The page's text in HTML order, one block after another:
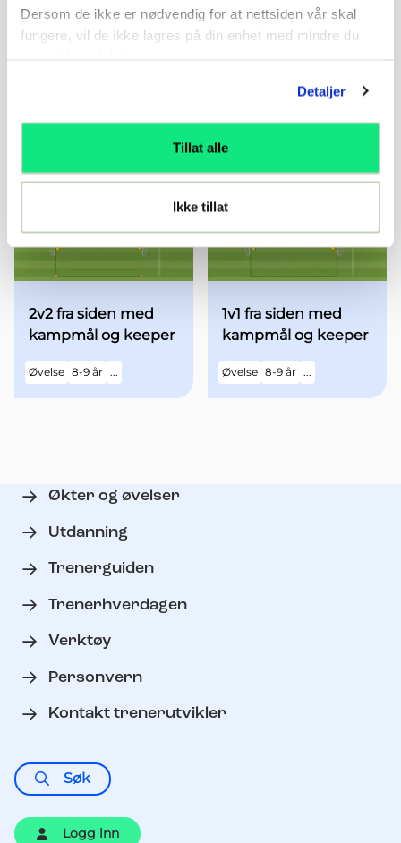
Dersom de ikke er nødvendig for at nettsiden vår skal
fungere, vil de ikke lagres på din enhet med mindre du
Detaljer
Tillat alle
Ikke tillat
Situasjonsøvelse - 18
Vendingsstafett
Øvelse
2v2 fra siden med
kampmål og keeper
Øvelse 8-9 år ...
1v1 fra siden med
kampmål og keeper
Øvelse 8-9 år ...
Økter og øvelser
Utdanning
Trenerguiden
Trenerhverdagen
Verktøy
Personvern
Kontakt trenerutvikler
Søk
Logg inn